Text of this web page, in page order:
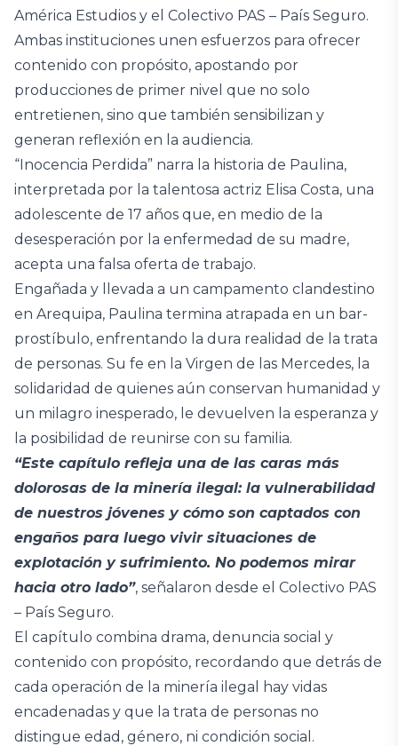
América Estudios y el Colectivo PAS – País Seguro.
Ambas instituciones unen esfuerzos para ofrecer
contenido con propósito, apostando por
producciones de primer nivel que no solo
entretienen, sino que también sensibilizan y
generan reflexión en la audiencia.
“Inocencia Perdida” narra la historia de Paulina,
interpretada por la talentosa actriz Elisa Costa, una
adolescente de 17 años que, en medio de la
desesperación por la enfermedad de su madre,
acepta una falsa oferta de trabajo.
Engañada y llevada a un campamento clandestino
en Arequipa, Paulina termina atrapada en un bar-
prostíbulo, enfrentando la dura realidad de la trata
de personas. Su fe en la Virgen de las Mercedes, la
solidaridad de quienes aún conservan humanidad y
un milagro inesperado, le devuelven la esperanza y
la posibilidad de reunirse con su familia.
“Este capítulo refleja una de las caras más
dolorosas de la minería ilegal: la vulnerabilidad
de nuestros jóvenes y cómo son captados con
engaños para luego vivir situaciones de
explotación y sufrimiento. No podemos mirar
hacia otro lado”, señalaron desde el Colectivo PAS
– País Seguro.
El capítulo combina drama, denuncia social y
contenido con propósito, recordando que detrás de
cada operación de la minería ilegal hay vidas
encadenadas y que la trata de personas no
distingue edad, género, ni condición social.